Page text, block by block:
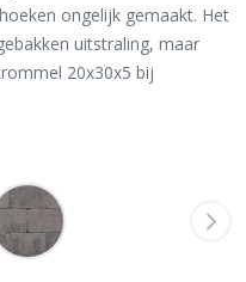
ongelijk gemaakt. Het
uitstraling, maar
20x30x5 bij